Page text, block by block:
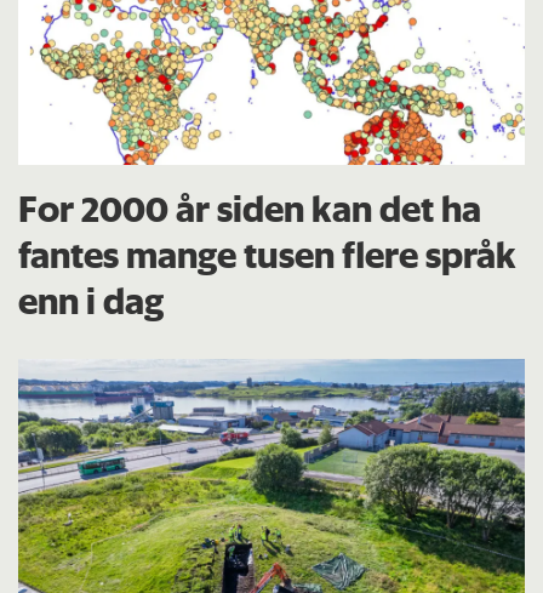
For 2000 år siden kan det ha
fantes mange tusen flere språk
enn i dag